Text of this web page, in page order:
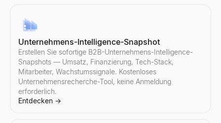
Entdecken
Verkaufs-Einwandbehandler
Fügen Sie einen Einwand ein – erhalten Sie den Typ, ein
Entdecken→
Unternehmens-Intelligence-Snapshot
Erstellen Sie sofortige B2B-Unternehmens-Intelligence-
Snapshots — Umsatz, Finanzierung, Tech-Stack,
Mitarbeiter, Wachstumssignale. Kostenloses
Unternehmensrecherche-Tool, keine Anmeldung
erforderlich.
Entdecken →